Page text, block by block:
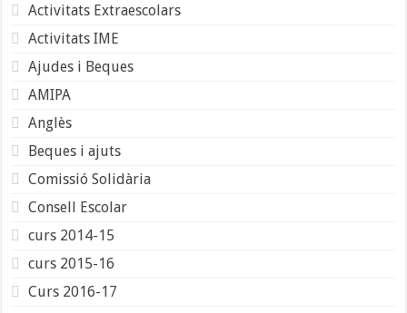
Activitats Extraescolars
Activitats IME
Ajudes i Beques
AMIPA
Anglès
Beques i ajuts
Comissió Solidària
Consell Escolar
curs 2014-15
curs 2015-16
Curs 2016-17